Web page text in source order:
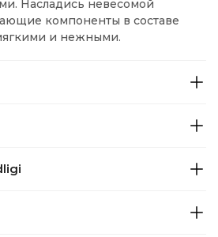
Насладись невесомой
компоненты в составе
и нежными.